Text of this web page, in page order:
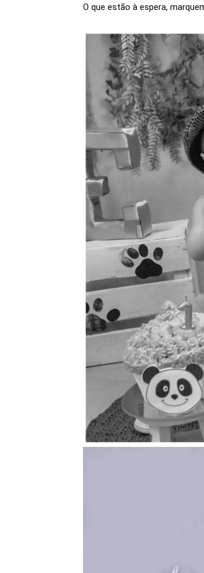
O que estão à espera,